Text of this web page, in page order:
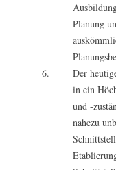
Planung
Der
in ein
und -
nahezu